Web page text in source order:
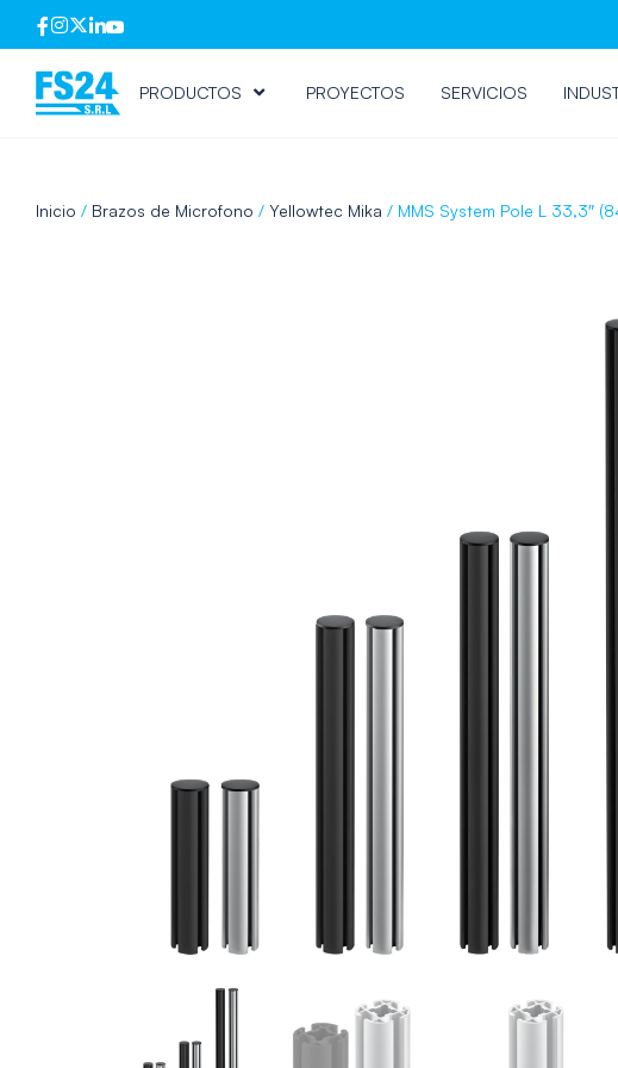
PRODUCTOS PROYECTOS SERVICIOS
Inicio / Brazos de Microfono / Yellowtec Mika / MMS System Pole L 33,3″